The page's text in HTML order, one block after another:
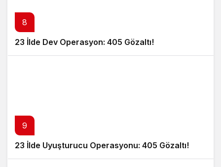
8
23 İlde Dev Operasyon: 405 Gözaltı!
9
23 İlde Uyuşturucu Operasyonu: 405 Gözaltı!